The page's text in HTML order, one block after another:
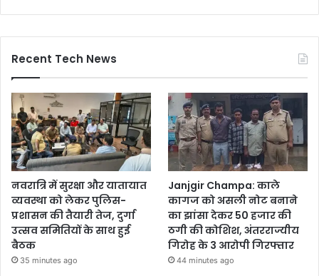
Recent Tech News
नवरात्रि में सुरक्षा और यातायात
व्यवस्था को लेकर पुलिस-
प्रशासन की तैयारी तेज, दुर्गा
उत्सव समितियों के साथ हुई
बैठक
35 minutes ago
Janjgir Champa: काले
कागज को असली नोट बनाने
का झांसा देकर 50 हजार की
ठगी की कोशिश, अंतरराज्यीय
गिरोह के 3 आरोपी गिरफ्तार
44 minutes ago